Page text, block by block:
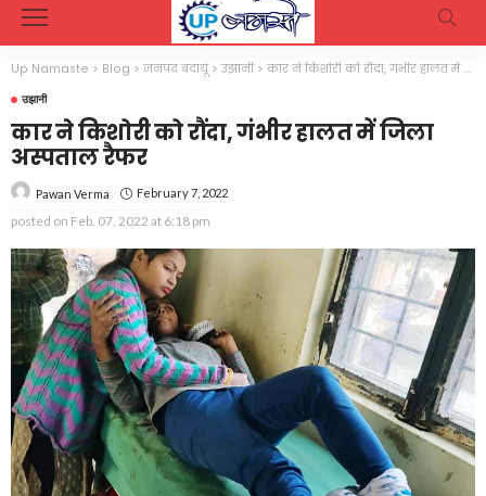
Up Namaste > Blog > जनपद बदायूं>उझानी > कार ने किशोरी को रौंदा, गंभीर हालत में जिला अस्पताल रैफर
उझानी
कार ने किशोरी को रौंदा, गंभीर हालत में जिला
अस्पताल रैफर
Pawan Verma February 7, 2022
posted on Feb. 07, 2022 at 6:18 pm